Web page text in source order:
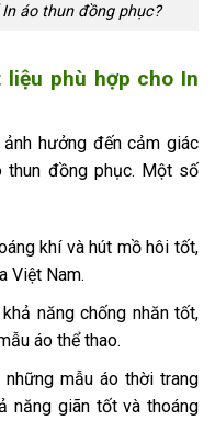
áo thun đồng phục?
phù hợp cho In
hưởng đến cảm giác
thun đồng phục. Một số
khí và hút mồ hôi tốt,
Việt Nam.
năng chống nhăn tốt,
áo thể thao.
mẫu áo thời trang
năng giãn tốt và thoáng